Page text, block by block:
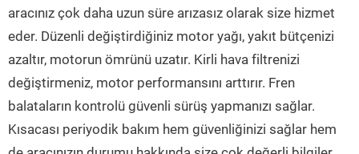
aracınız çok daha uzun süre arızasız olarak size hizmet
eder. Düzenli değiştirdiğiniz motor yağı, yakıt bütçenizi
azaltır, motorun ömrünü uzatır. Kirli hava filtrenizi
değiştirmeniz, motor performansını arttırır. Fren
balataların kontrolü güvenli sürüş yapmanızı sağlar.
Kısacası periyodik bakım hem güvenliğinizi sağlar hem